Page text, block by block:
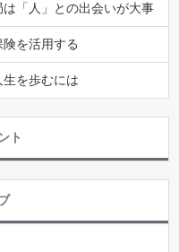
は「人」との出会いが大事
険を活用する
生を歩むには
ト